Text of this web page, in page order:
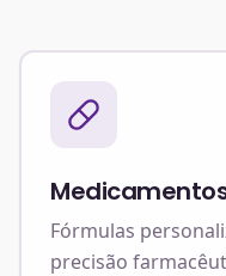
Fórmulas
precisão